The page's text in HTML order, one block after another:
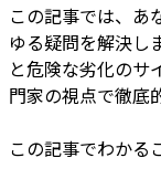
この記事では、あ
ゆる疑問を解決し
と危険な劣化のサ
門家の視点で徹底
この記事でわかる